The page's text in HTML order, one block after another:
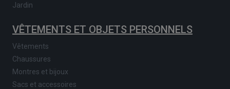
Jardin
VÊTEMENTS ET OBJETS PERSONNELS
Vêtements
Chaussures
Montres et bijoux
Sacs et accessoires